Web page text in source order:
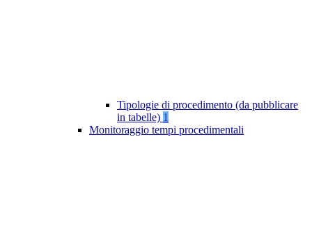
Tipologie di procedimento (da pubblicare
in tabelle) 1
Monitoraggio tempi procedimentali